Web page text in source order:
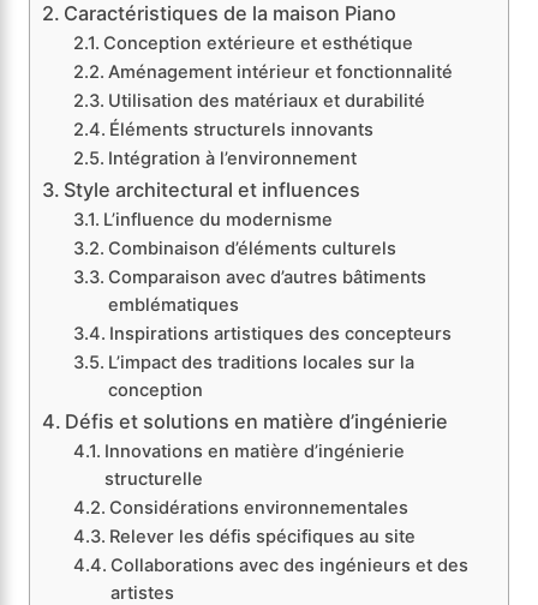
Caractéristiques de la maison Piano
Conception extérieure et esthétique
Aménagement intérieur et fonctionnalité
Utilisation des matériaux et durabilité
Éléments structurels innovants
Intégration à l’environnement
Style architectural et influences
L’influence du modernisme
Combinaison d’éléments culturels
Comparaison avec d’autres bâtiments
emblématiques
Inspirations artistiques des concepteurs
L’impact des traditions locales sur la
conception
Défis et solutions en matière d’ingénierie
Innovations en matière d’ingénierie
structurelle
Considérations environnementales
Relever les défis spécifiques au site
Collaborations avec des ingénieurs et des
artistes